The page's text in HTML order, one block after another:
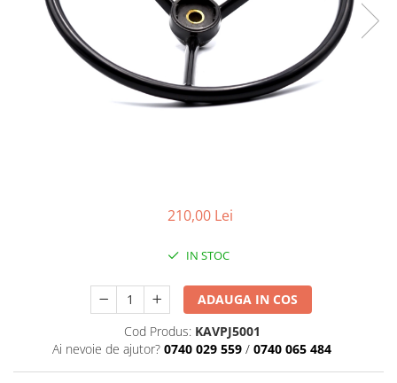
210,00 Lei
IN STOC
ADAUGA IN COS
Cod Produs: KAVPJ5001
Ai nevoie de ajutor? 0740 029 559 / 0740 065 484